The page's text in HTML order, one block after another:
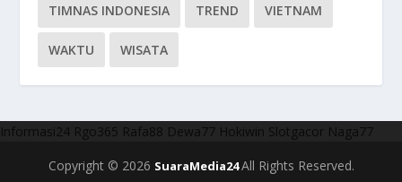
TIMNAS INDONESIA TREND VIETNAM
WAKTU WISATA
Informasi24 Rgo365 Rafa88 Dewa77 Hokiwin Slotgacor Naga77
Copyright © 2026 SuaraMedia24All Rights Reserved.